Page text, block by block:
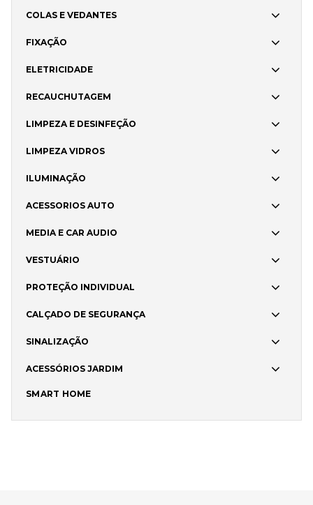
COLAS E VEDANTES
FIXAÇÃO
ELETRICIDADE
RECAUCHUTAGEM
LIMPEZA E DESINFEÇÃO
LIMPEZA VIDROS
ILUMINAÇÃO
ACESSORIOS AUTO
MEDIA E CAR AUDIO
VESTUÁRIO
PROTEÇÃO INDIVIDUAL
CALÇADO DE SEGURANÇA
SINALIZAÇÃO
ACESSÓRIOS JARDIM
SMART HOME